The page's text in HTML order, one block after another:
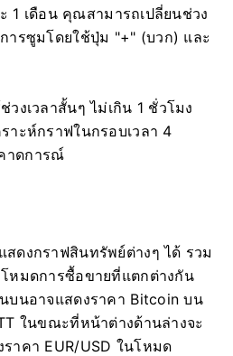
1 เดือน คุณสามารถเปลี่ยนช่วง
ารซูมโดยใช้ปุ่ม "+" (บวก) และ
วงเวลาสั้นๆ ไม่เกิน 1 ชั่วโมง
าะห์กราฟในกรอบเวลา 4
าดการณ์
ดงกราฟสินทรัพย์ต่างๆ ได้ รวม
โหมดการซื้อขายที่แตกต่างกัน
บนอาจแสดงราคา Bitcoin บน
ในขณะที่หน้าต่างด้านล่างจะ
าคา EUR/USD ในโหมด